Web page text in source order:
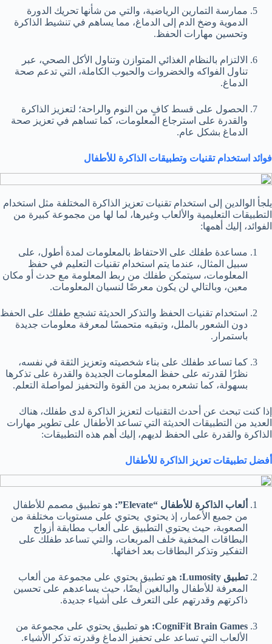
ممارسة التمارين الرياضية، والتي من شأنها تحريك الدورة
الدموية وضخ الدم إلى الدماغ، مما يساهم في تنشيط الذاكرة
وتحسين مهارات الحفظ.
الالتزام بالنظام الغذائي المتوازن وتناول الأكل الصحي، عبر
تناول الفواكه والخضروات والحبوب الكاملة، التي تدعم صحة
الدماغ.
الحصول على قسط كافٍ من النوم والراحة؛ لتعزيز الذاكرة
والقدرة على استرجاع المعلومات، كما تساهم في تعزيز صحة
الدماغ بشكل عام.
فوائد استخدام تقنيات وتطبيقات الذاكرة للأطفال
يلجأ الوالدين إلى استخدام تقنيات تعزيز الذاكرة المختلفة مثل استخدام
التطبيقات التعليمية والألعاب وغيرها، لما لها من مجموعة كبيرة من
الفوائد، إليك أهمها:
مساعدة طفلك على الاحتفاظ بالمعلومات لمدة أطول، على
سبيل المثال، عندما يتم استخدام تقنيات التعليم في حفظ
المعلومات، سيتمكن طفلك من ربط المعلومة مع حدث أو مكان
معين، وبالتالي لن يكون معرضًا لنسيان المعلومات.
استخدام تقنيات الحفظ والتذكر الحديثة تشجع طفلك على الحفظ
دون الشعور بالملل، وتبقيه متحمسًا لمعرفة معلومات جديدة
باستمرار.
كما تساعد طفلك على بناء شخصيته وتعزيز الثقة في نفسه،
نظرًا لقدرته على حفظ المعلومات الجديدة والقدرة على تذكرها
بسهولة، كما تشعره بمزيد من القوة والتحفيز لمواصلة التعلم.
إذا كنت تبحث عن أحدث التقنيات لتعزيز الذاكرة لدى طفلك، هناك
العديد من التطبيقات الحديثة التي تساعد الأطفال على تطوير مهارات
الذاكرة والقدرة على الحفظ لديهم، إليك أهم هذه التطبيقات:
أفضل تطبيقات تعزيز الذاكرة للأطفال
ألعاب الذاكرة للأطفال “Elevate”:
هو تطبيق مصمم للأطفال
من جميع الأعمار، إذ يحتوي يحتوي على مستويات مختلفة من
الصعوبة، حيث يحتوي التطبيق على ألعاب مطابقة أزواج
البطاقات المخفية خلف المربعات، والتي تساعد طفلك على
التفكير وتذكر البطاقات بعد اخفائها.
تطبيق Lumosity:
هو تطبيق يحتوي على مجموعة من ألعاب
المعرفة للأطفال والبالغين أيضًا، حيث يساعدهم على تحسين
ذاكرتهم وقدرتهم على التعرف على أشياء جديدة.
CogniFit Brain Games: هو تطبيق يحتوي على مجموعة من
الألعاب التي تساعد على تحفيز الدماغ وقدرته تذكر الأشياء.